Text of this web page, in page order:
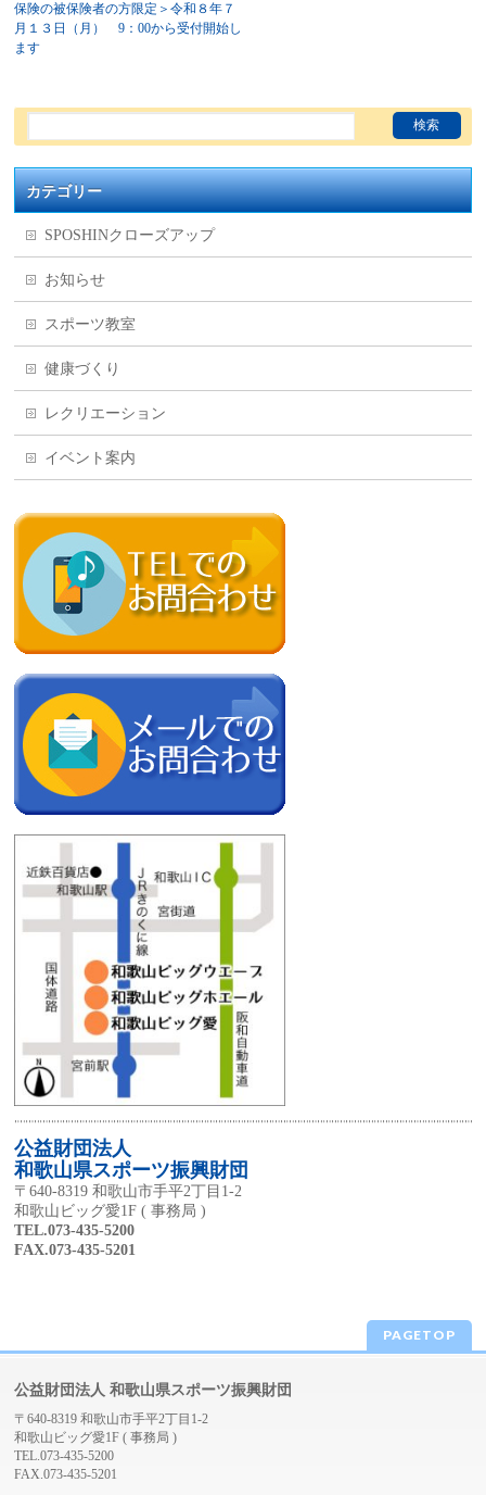
保険の被保険者の方限定＞令和８年７
月１３日（月） 9：00から受付開始し
ます
カテゴリー
SPOSHINクローズアップ
お知らせ
スポーツ教室
健康づくり
レクリエーション
イベント案内
公益財団法人
和歌山県スポーツ振興財団
〒640-8319 和歌山市手平2丁目1-2
和歌山ビッグ愛1F ( 事務局 )
TEL.073-435-5200
FAX.073-435-5201
PAGETOP
公益財団法人 和歌山県スポーツ振興財団
〒640-8319 和歌山市手平2丁目1-2
和歌山ビッグ愛1F ( 事務局 )
TEL.073-435-5200
FAX.073-435-5201